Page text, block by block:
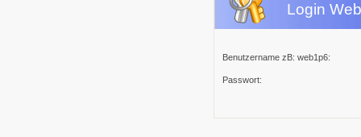
Login
Benutzername zB: web1p6:
Passwort: